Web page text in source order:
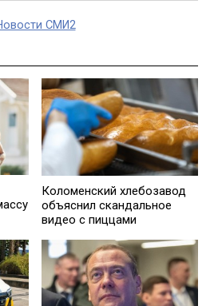
СМИ2
Коломенский хлебозавод
объяснил скандальное
видео с пиццами